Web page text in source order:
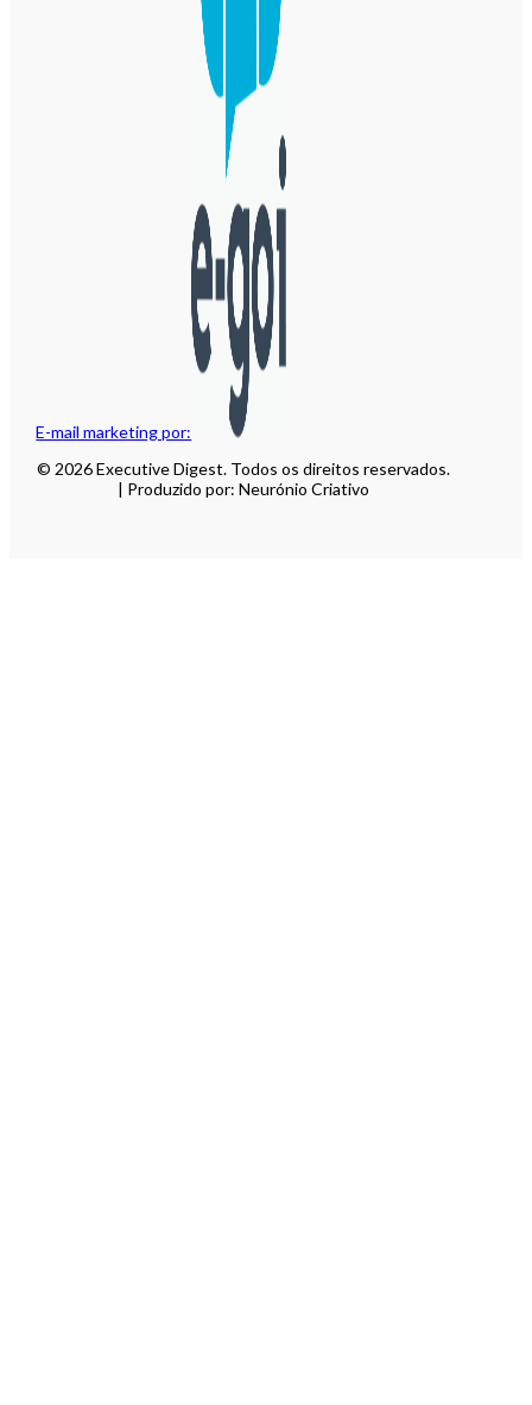
E-mail marketing por:
© 2026 Executive Digest. Todos os direitos reservados.
| Produzido por: Neurónio Criativo